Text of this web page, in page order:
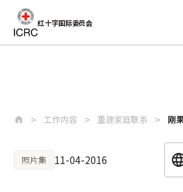
红十字国际委员会
工作内容 重建家庭联系 刚
照片集 11-04-2016